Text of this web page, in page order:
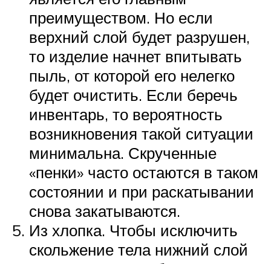
преимуществом. Но если
верхний слой будет разрушен,
то изделие начнет впитывать
пыль, от которой его нелегко
будет очистить. Если беречь
инвентарь, то вероятность
возникновения такой ситуации
минимальна. Скрученные
«пенки» часто остаются в таком
состоянии и при раскатывании
снова закатываются.
Из хлопка. Чтобы исключить
скольжение тела нижний слой